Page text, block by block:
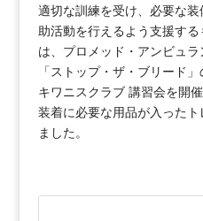
適切な訓練を受け、必要な
助活動を行えるよう支援す
は、プロメッド・アンビュ
「ストップ・ザ・ブリード
キワニスクラブ 講習会を開
装着に必要な用品が入った
ました。